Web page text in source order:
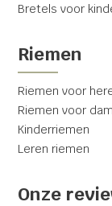
Bretels voor
Riemen
Riemen voor
Riemen voor
Kinderriemen
Leren riemen
Onze